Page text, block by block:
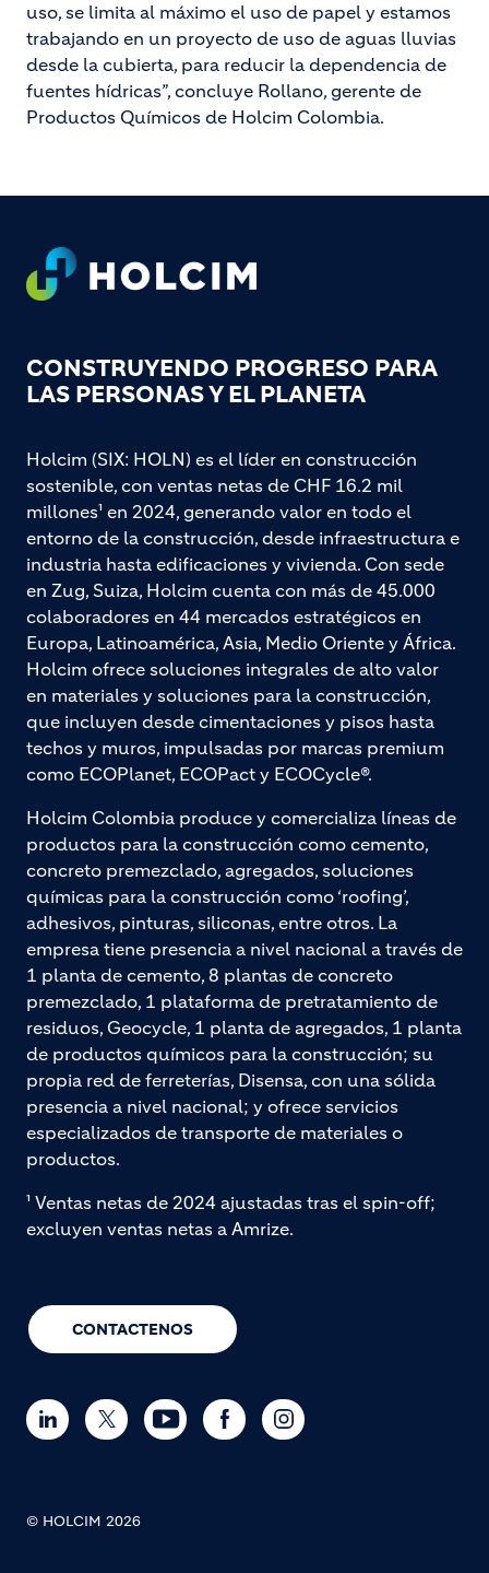
uso, se limita al máximo el uso de papel y estamos
trabajando en un proyecto de uso de aguas lluvias
desde la cubierta, para reducir la dependencia de
fuentes hídricas”, concluye Rollano, gerente de
Productos Químicos de Holcim Colombia.
Footer
CONSTRUYENDO PROGRESO PARA
LAS PERSONAS Y EL PLANETA
CONTACTENOS
Holcim (SIX: HOLN) es el líder en construcción
sostenible, con ventas netas de CHF 16.2 mil
millones¹ en 2024, generando valor en todo el
entorno de la construcción, desde infraestructura e
industria hasta edificaciones y vivienda. Con sede
en Zug, Suiza, Holcim cuenta con más de 45.000
colaboradores en 44 mercados estratégicos en
Europa, Latinoamérica, Asia, Medio Oriente y África.
Holcim ofrece soluciones integrales de alto valor
en materiales y soluciones para la construcción,
que incluyen desde cimentaciones y pisos hasta
techos y muros, impulsadas por marcas premium
como ECOPlanet, ECOPact y ECOCycle®.
Holcim Colombia produce y comercializa líneas de
productos para la construcción como cemento,
concreto premezclado, agregados, soluciones
químicas para la construcción como ‘roofing’,
adhesivos, pinturas, siliconas, entre otros. La
empresa tiene presencia a nivel nacional a través de
1 planta de cemento, 8 plantas de concreto
premezclado, 1 plataforma de pretratamiento de
residuos, Geocycle, 1 planta de agregados, 1 planta
de productos químicos para la construcción; su
propia red de ferreterías, Disensa, con una sólida
presencia a nivel nacional; y ofrece servicios
especializados de transporte de materiales o
productos.
¹ Ventas netas de 2024 ajustadas tras el spin-off;
excluyen ventas netas a Amrize.
© HOLCIM 2026